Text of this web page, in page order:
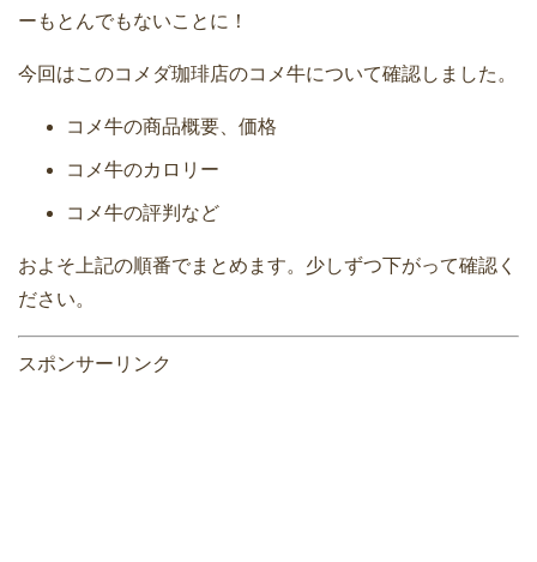
ーもとんでもないことに！
今回はこのコメダ珈琲店のコメ牛について確認しました。
コメ牛の商品概要、価格
コメ牛のカロリー
コメ牛の評判など
およそ上記の順番でまとめます。少しずつ下がって確認く
ださい。
スポンサーリンク